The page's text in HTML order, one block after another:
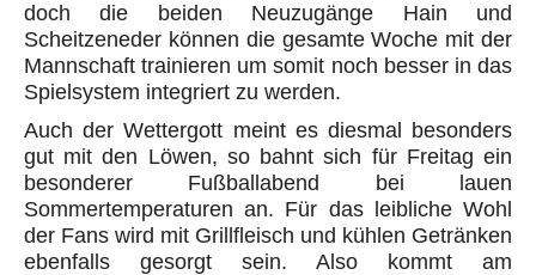
doch die beiden Neuzugänge Hain und
Scheitzeneder können die gesamte Woche mit der
Mannschaft trainieren um somit noch besser in das
Spielsystem integriert zu werden.
Auch der Wettergott meint es diesmal besonders
gut mit den Löwen, so bahnt sich für Freitag ein
besonderer Fußballabend bei lauen
Sommertemperaturen an. Für das leibliche Wohl
der Fans wird mit Grillfleisch und kühlen Getränken
ebenfalls gesorgt sein. Also kommt am